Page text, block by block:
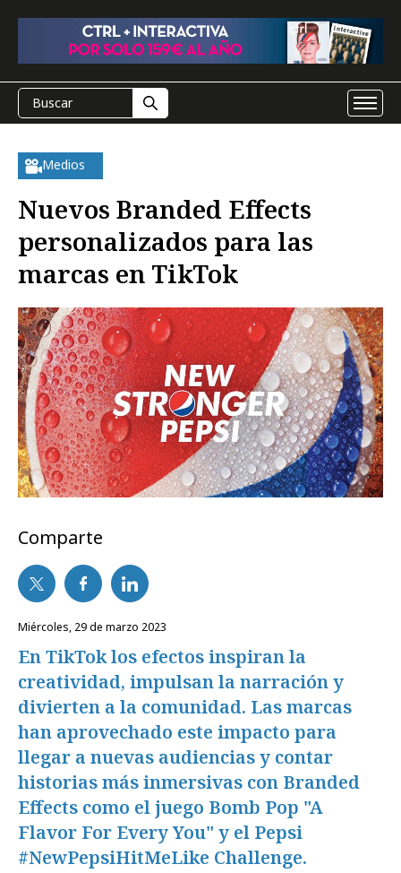
Medios
Nuevos Branded Effects
personalizados para las
marcas en TikTok
Comparte
miércoles, 29 de marzo 2023
En TikTok los efectos inspiran la
creatividad, impulsan la narración y
divierten a la comunidad. Las marcas
han aprovechado este impacto para
llegar a nuevas audiencias y contar
historias más inmersivas con Branded
Effects como el juego Bomb Pop "A
Flavor For Every You" y el Pepsi
#NewPepsiHitMeLike Challenge.